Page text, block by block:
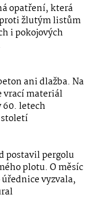
opatření, která
žlutým listům
i pokojových
ani dlažba. Na
vrací materiál
letech
postavil pergolu
plotu. O měsíc
vyzvala,